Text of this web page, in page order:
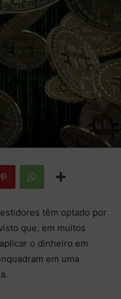
têm optado por
que, em muitos
o dinheiro em
em uma